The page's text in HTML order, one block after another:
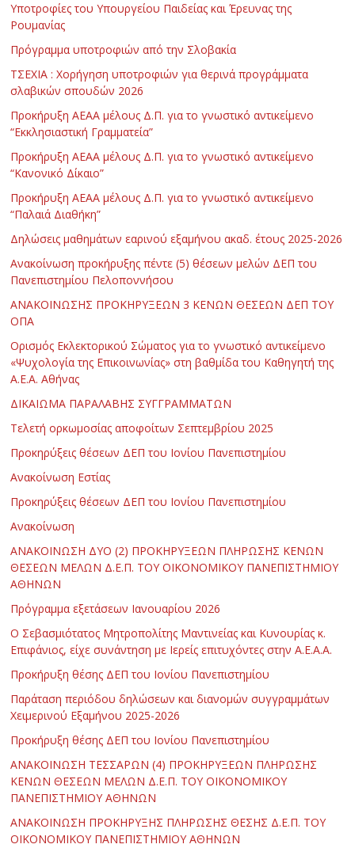
Υποτροφίες του Υπουργείου Παιδείας και Έρευνας της
Ρουμανίας
Πρόγραμμα υποτροφιών από την Σλοβακία
ΤΣΕΧΙΑ : Χορήγηση υποτροφιών για θερινά προγράμματα
σλαβικών σπουδών 2026
Προκήρυξη ΑΕΑΑ μέλους Δ.Π. για το γνωστικό αντικείμενο
“Εκκλησιαστική Γραμματεία”
Προκήρυξη ΑΕΑΑ μέλους Δ.Π. για το γνωστικό αντικείμενο
“Κανονικό Δίκαιο”
Προκήρυξη ΑΕΑΑ μέλους Δ.Π. για το γνωστικό αντικείμενο
“Παλαιά Διαθήκη”
Δηλώσεις μαθημάτων εαρινού εξαμήνου ακαδ. έτους 2025-2026
Ανακοίνωση προκήρυξης πέντε (5) θέσεων μελών ΔΕΠ του
Πανεπιστημίου Πελοποννήσου
ΑΝΑΚΟΙΝΩΣΗΣ ΠΡΟΚΗΡΥΞΕΩΝ 3 ΚΕΝΩΝ ΘΕΣΕΩΝ ΔΕΠ ΤΟΥ
ΟΠΑ
Ορισμός Εκλεκτορικού Σώματος για το γνωστικό αντικείμενο
«Ψυχολογία της Επικοινωνίας» στη βαθμίδα του Καθηγητή της
Α.Ε.Α. Αθήνας
ΔΙΚΑΙΩΜΑ ΠΑΡΑΛΑΒΗΣ ΣΥΓΓΡΑΜΜΑΤΩΝ
Τελετή ορκωμοσίας αποφοίτων Σεπτεμβρίου 2025
Προκηρύξεις θέσεων ΔΕΠ του Ιονίου Πανεπιστημίου
Ανακοίνωση Εστίας
Προκηρύξεις θέσεων ΔΕΠ του Ιονίου Πανεπιστημίου
Ανακοίνωση
ΑΝΑΚΟΙΝΩΣΗ ΔΥΟ (2) ΠΡΟΚΗΡΥΞΕΩΝ ΠΛΗΡΩΣΗΣ ΚΕΝΩΝ
ΘΕΣΕΩΝ ΜΕΛΩΝ Δ.Ε.Π. ΤΟΥ ΟΙΚΟΝΟΜΙΚΟΥ ΠΑΝΕΠΙΣΤΗΜΙΟΥ
ΑΘΗΝΩΝ
Πρόγραμμα εξετάσεων Ιανουαρίου 2026
Ο Σεβασμιότατος Μητροπολίτης Μαντινείας και Κυνουρίας κ.
Επιφάνιος, είχε συνάντηση με Ιερείς επιτυχόντες στην Α.Ε.Α.Α.
Προκήρυξη θέσης ΔΕΠ του Ιονίου Πανεπιστημίου
Παράταση περιόδου δηλώσεων και διανομών συγγραμμάτων
Χειμερινού Εξαμήνου 2025-2026
Προκήρυξη θέσης ΔΕΠ του Ιονίου Πανεπιστημίου
ΑΝΑΚΟΙΝΩΣΗ ΤΕΣΣΑΡΩΝ (4) ΠΡΟΚΗΡΥΞΕΩΝ ΠΛΗΡΩΣΗΣ
ΚΕΝΩΝ ΘΕΣΕΩΝ ΜΕΛΩΝ Δ.Ε.Π. ΤΟΥ ΟΙΚΟΝΟΜΙΚΟΥ
ΠΑΝΕΠΙΣΤΗΜΙΟΥ ΑΘΗΝΩΝ
ΑΝΑΚΟΙΝΩΣΗ ΠΡΟΚΗΡΥΞΗΣ ΠΛΗΡΩΣΗΣ ΘΕΣΗΣ Δ.Ε.Π. ΤΟΥ
ΟΙΚΟΝΟΜΙΚΟΥ ΠΑΝΕΠΙΣΤΗΜΙΟΥ ΑΘΗΝΩΝ